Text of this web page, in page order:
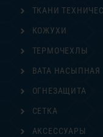
ТКАНИ
КОЖУХИ
ТЕРМОЧЕХЛЫ
ВАТА НАСЫПНАЯ
ОГНЕЗАЩИТА
СЕТКА
АКСЕССУАРЫ